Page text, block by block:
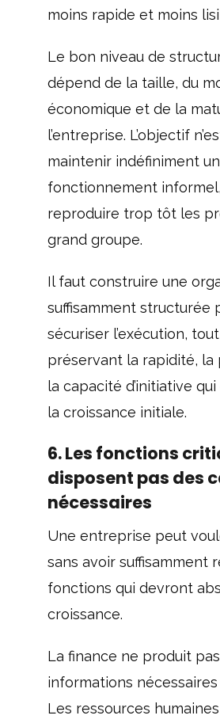
moins rapide et moins
Le bon niveau de
dépend de la taille, du
économique et de la
l’entreprise. L’objectif
maintenir indéfiniment un
fonctionnement
reproduire trop tôt les
grand groupe.
Il faut construire une
suffisamment structurée
sécuriser l’exécution,
préservant la rapidité, la
la capacité d’initiative
la croissance initiale.
6. Les fonctions
disposent pas des
nécessaires
Une entreprise peut
sans avoir suffisamment
fonctions qui devront
croissance.
La finance ne produit
informations
Les ressources